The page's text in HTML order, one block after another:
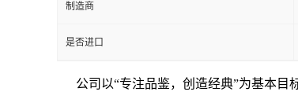
制造商
是否进口
公司以“专注品鉴，创造经典”为基本